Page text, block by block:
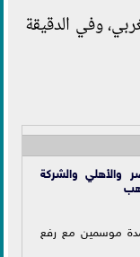
وفي الدقيقة
والأهلي والشركة
موسمين مع رفع